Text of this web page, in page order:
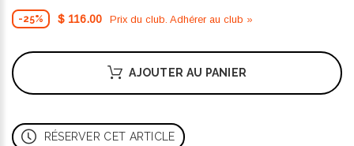
-25% $ 116.00 Prix ​​du club. Adhérer au club »
AJOUTER AU PANIER
RÉSERVER CET ARTICLE